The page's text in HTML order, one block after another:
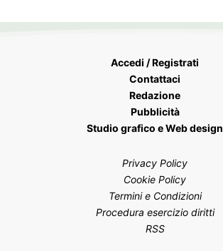
Accedi / Registrati
Contattaci
Redazione
Pubblicità
Studio grafico e Web design
Privacy Policy
Cookie Policy
Termini e Condizioni
Procedura esercizio diritti
RSS